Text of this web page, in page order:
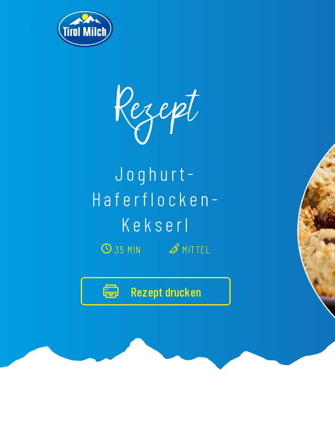
Rezept
Joghurt-
Haferflocken-
Kekserl
35 MIN MITTEL
Rezept drucken